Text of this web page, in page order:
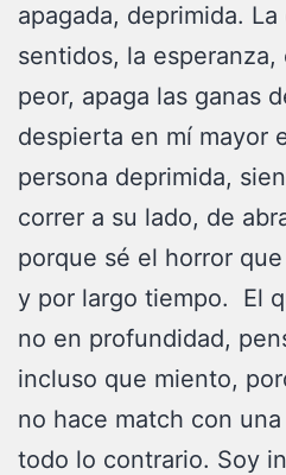
apagada, deprimida.
sentidos, la
peor, apaga las ganas
despierta en mí mayor
persona deprimida,
correr a su lado, de
porque sé el horror
y por largo tiempo. El
no en profundidad,
incluso que miento,
no hace match con
todo lo contrario. Soy